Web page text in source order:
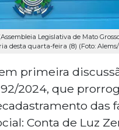
Legislativa de Mato
desta quarta-feira (8) (Foto:
primeira
2024, que
das
Conta de Luz